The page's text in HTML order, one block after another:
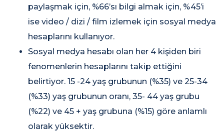
paylaşmak için, %66’sı bilgi almak için, %45’i
ise video / dizi / film izlemek için sosyal medya
hesaplarını kullanıyor.
Sosyal medya hesabı olan her 4 kişiden biri
fenomenlerin hesaplarını takip ettiğini
belirtiyor. 15 -24 yaş grubunun (%35) ve 25-34
(%33) yaş grubunun oranı, 35- 44 yaş grubu
(%22) ve 45 + yaş grubuna (%15) göre anlamlı
olarak yüksektir.